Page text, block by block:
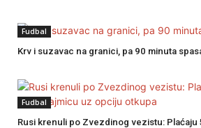
Fudbal
Krv i suzavac na granici, pa 90 minuta
Fudbal
Rusi krenuli po Zvezdinog vezistu: